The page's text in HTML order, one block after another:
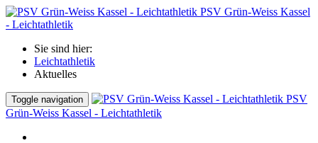
PSV Grün-Weiss Kassel
- Leichtathletik
Sie sind hier:
Leichtathletik
Aktuelles
Toggle navigation
PSV
Grün-Weiss Kassel - Leichtathletik